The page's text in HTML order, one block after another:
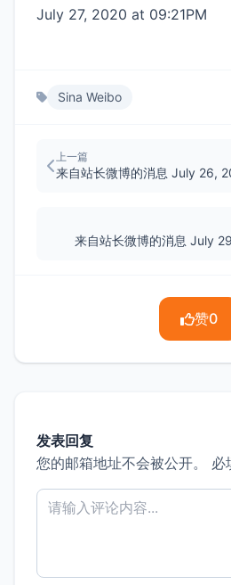
July 27, 2020 at 09:21PM
Sina Weibo
上一篇
来自站长微博的消息 July 26,
来自站长微博的消息 July
赞0
发表回复
您的邮箱地址不会被公开。
必